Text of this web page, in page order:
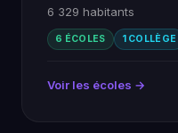
6 329 habitants
6 ÉCOLES 1 COLLÈGE
Voir les écoles →